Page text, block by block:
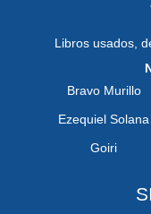
Libros usados,
Bravo Murillo
Ezequiel Solana
Goiri